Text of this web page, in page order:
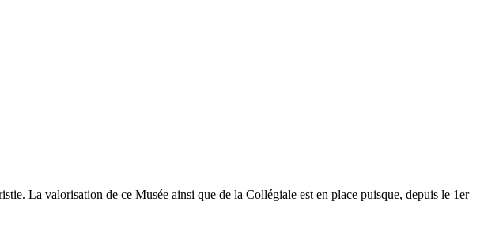
La valorisation de ce Musée ainsi que de la Collégiale est en place puisque, depuis le 1er